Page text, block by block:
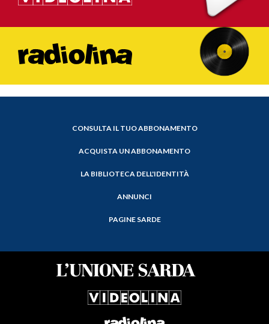
CONSULTA IL TUO ABBONAMENTO
ACQUISTA UN ABBONAMENTO
LA BIBLIOTECA DELL'IDENTITÀ
ANNUNCI
PAGINE SARDE